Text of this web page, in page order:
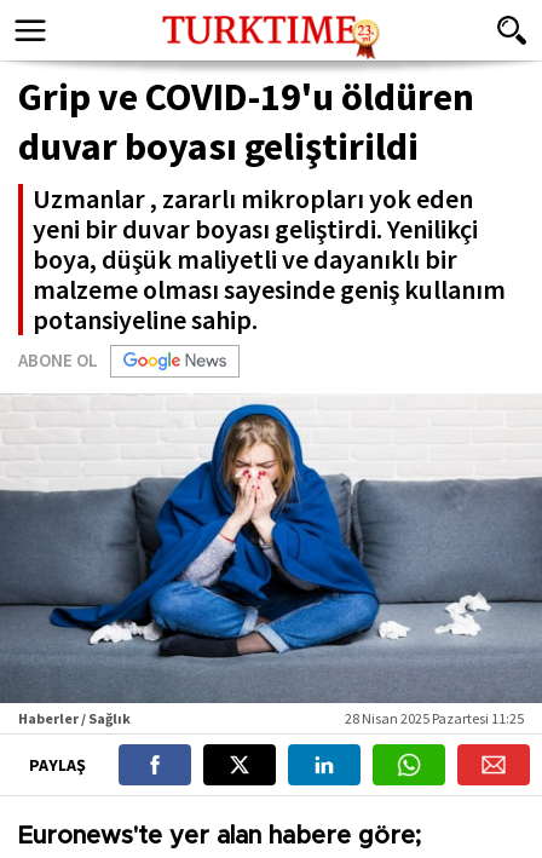
Grip ve COVID-19'u öldüren
duvar boyası geliştirildi
Uzmanlar , zararlı mikropları yok eden
yeni bir duvar boyası geliştirdi. Yenilikçi
boya, düşük maliyetli ve dayanıklı bir
malzeme olması sayesinde geniş kullanım
potansiyeline sahip.
ABONE OL
Haberler / Sağlık 28 Nisan 2025 Pazartesi 11:25
PAYLAŞ
Euronews'te yer alan habere göre;